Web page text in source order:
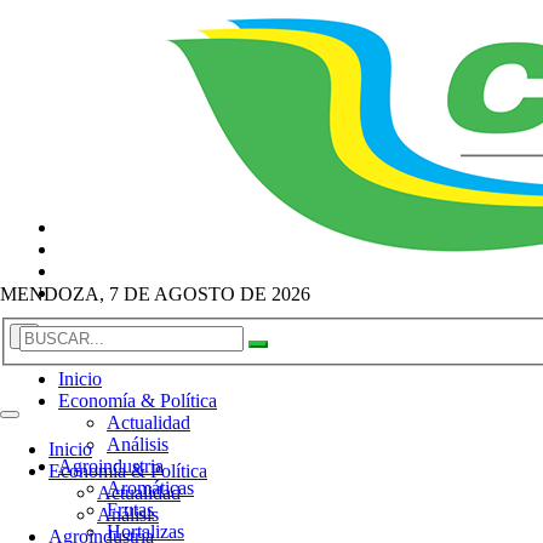
MENDOZA, 7 DE AGOSTO DE 2026
Inicio
Economía & Política
Actualidad
Análisis
Agroindustria
×
Inicio
Economía & Política
Actualidad
Análisis
Agroindustria
Aromáticas
Frutas
Hortalizas